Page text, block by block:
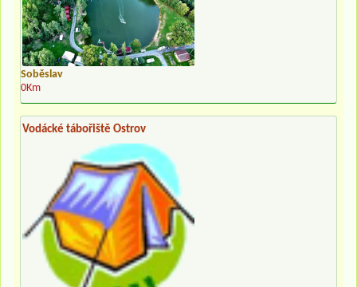
Soběslav
0Km
Vodácké tábořiště Ostrov